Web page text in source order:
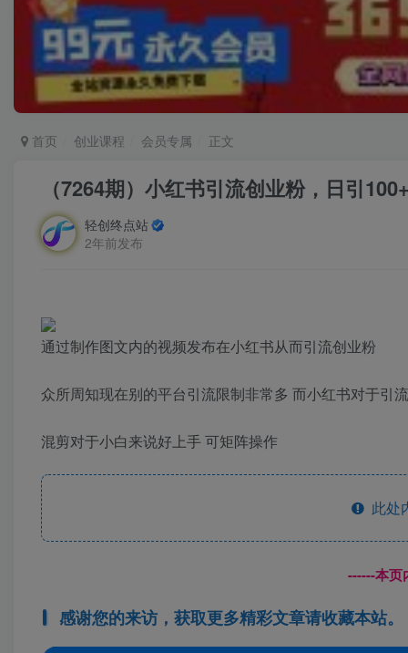
首页 创业课程 会员专属 正文
（7264期）小红书引流创业粉，日引
轻创终点站
2年前发布
通过制作图文内的视频发布在小红书从而引流创业粉
众所周知现在别的平台引流限制非常多 而小红书对于引
混剪对于小白来说好上手 可矩阵操作
此处
------本页
感谢您的来访，获取更多精彩文章请收藏本站。